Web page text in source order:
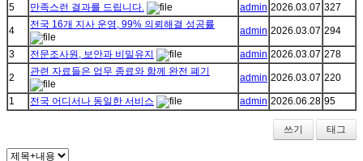
5
만족스런 결과를 드립니다. admin 2026.03.07 327
4
전국 16개 지사 운영, 99% 의뢰해결 성공률
admin 2026.03.07 294
3 전문조사원, 보안과 비밀유지 admin 2026.03.07 278
2
관련 자료들은 업무 종료와 함께 완전 폐기
admin 2026.03.07 220
1 전국 어디서나 동일한 서비스 admin 2026.06.28 95
쓰기 태그